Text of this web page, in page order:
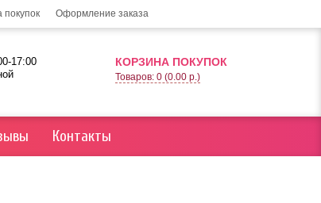
покупок Оформление заказа
17:00
КОРЗИНА ПОКУПОК
Товаров: 0 (0.00 р.)
Контакты